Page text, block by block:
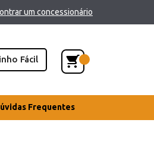
um concessionário
Fácil
Frequentes